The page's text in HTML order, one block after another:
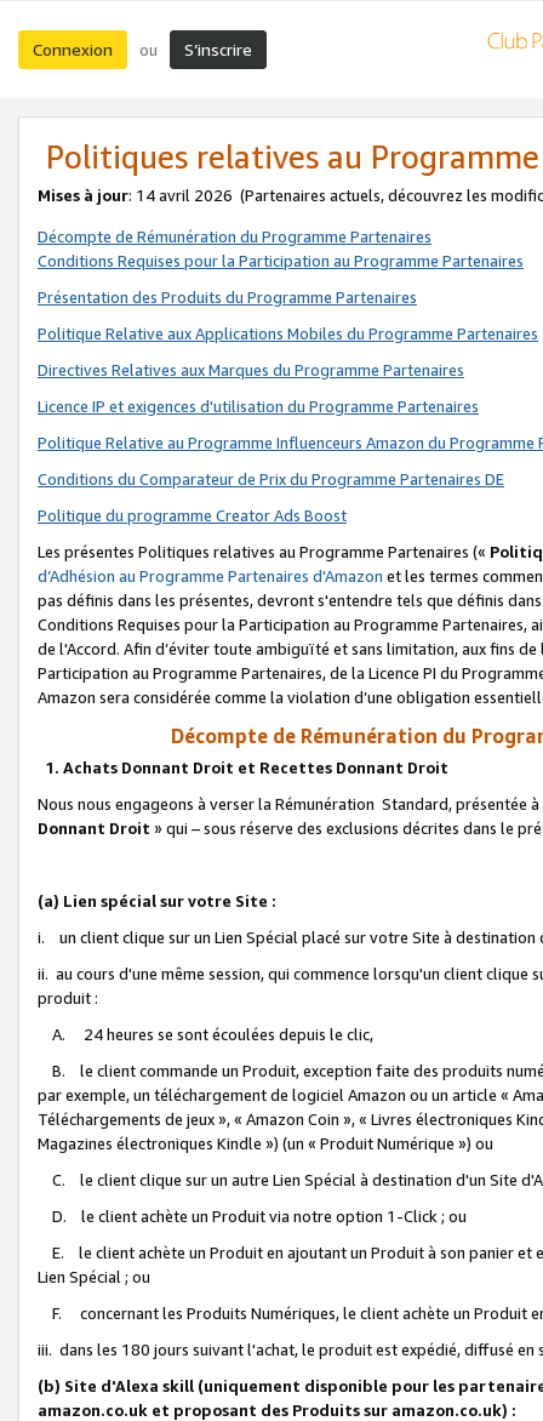
Connexion ou S’inscrire
Politiques relatives au
Mises à jour: 14 avril 2026 (Partenaires actuels, découvrez les
Décompte de Rémunération du Programme Partenaires
Conditions Requises pour la Participation au Programme Partenaires
Présentation des Produits du Programme Partenaires
Politique Relative aux Applications Mobiles du Programme Partenaires
Directives Relatives aux Marques du Programme Partenaires
Licence IP et exigences d'utilisation du Programme Partenaires
Politique Relative au Programme Influenceurs Amazon du Programme
Conditions du Comparateur de Prix du Programme Partenaires DE
Politique du programme Creator Ads Boost
Les présentes Politiques relatives au Programme Partenaires («
d’Adhésion au Programme Partenaires d'Amazon et les termes
pas définis dans les présentes, devront s'entendre tels que définis
Conditions Requises pour la Participation au Programme Partenaires,
de l'Accord. Afin d’éviter toute ambiguïté et sans limitation, aux fins
Participation au Programme Partenaires, de la Licence PI du
Amazon sera considérée comme la violation d’une obligation
Décompte de Rémunération du
1. Achats Donnant Droit et Recettes Donnant Droit
Nous nous engageons à verser la Rémunération Standard, présentée
Donnant Droit » qui – sous réserve des exclusions décrites dans le
(a) Lien spécial sur votre Site :
i. un client clique sur un Lien Spécial placé sur votre Site à destination
ii. au cours d'une même session, qui commence lorsqu'un client
produit :
A. 24 heures se sont écoulées depuis le clic,
B. le client commande un Produit, exception faite des produits
par exemple, un téléchargement de logiciel Amazon ou un article «
Téléchargements de jeux », « Amazon Coin », « Livres électroniques
Magazines électroniques Kindle ») (un « Produit Numérique ») ou
C. le client clique sur un autre Lien Spécial à destination d'un Site
D. le client achète un Produit via notre option 1-Click ; ou
E. le client achète un Produit en ajoutant un Produit à son panier et
Lien Spécial ; ou
F. concernant les Produits Numériques, le client achète un Produit
iii. dans les 180 jours suivant l'achat, le produit est expédié, diffusé
(b) Site d'Alexa skill (uniquement disponible pour les
amazon.co.uk et proposant des Produits sur amazon.co.uk) :